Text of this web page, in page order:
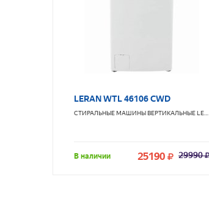
LERAN WTL 46106 CWD
СТИРАЛЬНЫЕ МАШИНЫ ВЕРТИКАЛЬНЫЕLERAN
В наличии 25190 29990